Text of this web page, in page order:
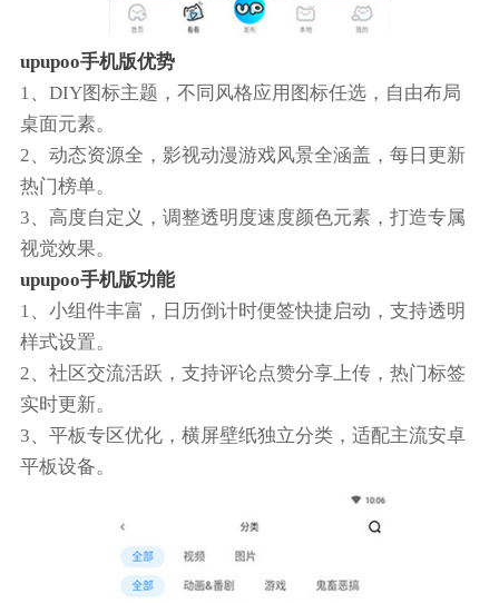
upupoo手机版优势
1、DIY图标主题，不同风格应用图标任选，自由布局
桌面元素。
2、动态资源全，影视动漫游戏风景全涵盖，每日更新
热门榜单。
3、高度自定义，调整透明度速度颜色元素，打造专属
视觉效果。
upupoo手机版功能
1、小组件丰富，日历倒计时便签快捷启动，支持透明
样式设置。
2、社区交流活跃，支持评论点赞分享上传，热门标签
实时更新。
3、平板专区优化，横屏壁纸独立分类，适配主流安卓
平板设备。